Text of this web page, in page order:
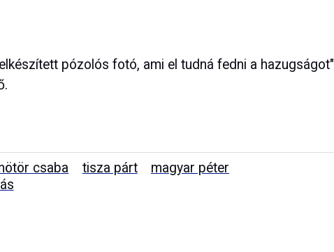
pózolós fotó, ami el tudná fedni a hazugságot"
csaba tisza párt
magyar péter